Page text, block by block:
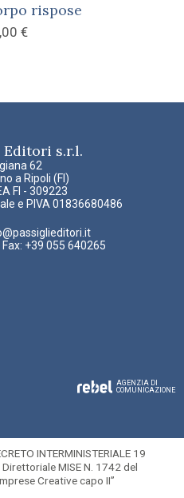
rispose
€
s.r.l.
62
a Ripoli (FI)
FI - 309223
e PIVA 01836680486
+39 055 640265
AGENZIA DI
COMUNICAZIONE
INTERMINISTERIALE 19
MISE N. 1742 del
Creative capo II”